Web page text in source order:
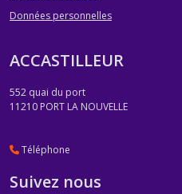
Données personnelles
ACCASTILLEUR
552 quai du port
11210 PORT LA NOUVELLE
Téléphone
Suivez nous